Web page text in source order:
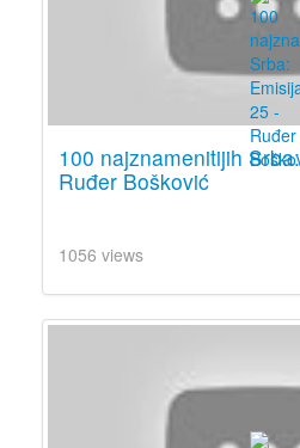
100 najznamenitijih
Ruđer Bošković
1056 views